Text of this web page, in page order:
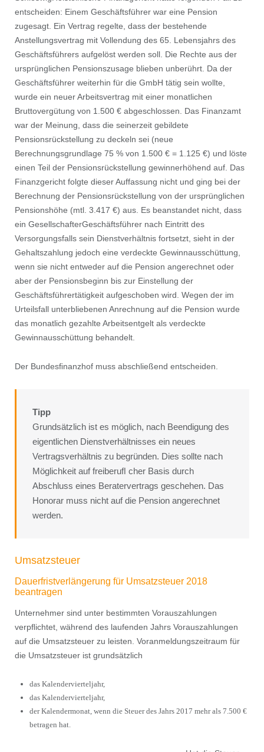
entscheiden: Einem Geschäftsführer war eine Pension
zugesagt. Ein Vertrag regelte, dass der bestehende
Anstellungsvertrag mit Vollendung des 65. Lebensjahrs des
Geschäftsführers aufgelöst werden soll. Die Rechte aus der
ursprünglichen Pensionszusage blieben unberührt. Da der
Geschäftsführer weiterhin für die GmbH tätig sein wollte,
wurde ein neuer Arbeitsvertrag mit einer monatlichen
Bruttovergütung von 1.500 € abgeschlossen. Das Finanzamt
war der Meinung, dass die seinerzeit gebildete
Pensionsrückstellung zu deckeln sei (neue
Berechnungsgrundlage 75 % von 1.500 € = 1.125 €) und löste
einen Teil der Pensionsrückstellung gewinnerhöhend auf. Das
Finanzgericht folgte dieser Auffassung nicht und ging bei der
Berechnung der Pensionsrückstellung von der ursprünglichen
Pensionshöhe (mtl. 3.417 €) aus. Es beanstandet nicht, dass
ein GesellschafterGeschäftsführer nach Eintritt des
Versorgungsfalls sein Dienstverhältnis fortsetzt, sieht in der
Gehaltszahlung jedoch eine verdeckte Gewinnausschüttung,
wenn sie nicht entweder auf die Pension angerechnet oder
aber der Pensionsbeginn bis zur Einstellung der
Geschäftsführertätigkeit aufgeschoben wird. Wegen der im
Urteilsfall unterbliebenen Anrechnung auf die Pension wurde
das monatlich gezahlte Arbeitsentgelt als verdeckte
Gewinnausschüttung behandelt.
Der Bundesﬁnanzhof muss abschließend entscheiden.
Tipp
Grundsätzlich ist es möglich, nach Beendigung des
eigentlichen Dienstverhältnisses ein neues
Vertragsverhältnis zu begründen. Dies sollte nach
Möglichkeit auf freiberuﬂ cher Basis durch
Abschluss eines Beratervertrags geschehen. Das
Honorar muss nicht auf die Pension angerechnet
werden.
Umsatzsteuer
Dauerfristverlängerung für Umsatzsteuer 2018
beantragen
Unternehmer sind unter bestimmten Vorauszahlungen
verpﬂichtet, während des laufenden Jahrs Vorauszahlungen
auf die Umsatzsteuer zu leisten. Voranmeldungszeitraum für
die Umsatzsteuer ist grundsätzlich
das Kalendervierteljahr,
das Kalendervierteljahr,
der Kalendermonat, wenn die Steuer des Jahrs 2017 mehr als 7.500 €
betragen hat.